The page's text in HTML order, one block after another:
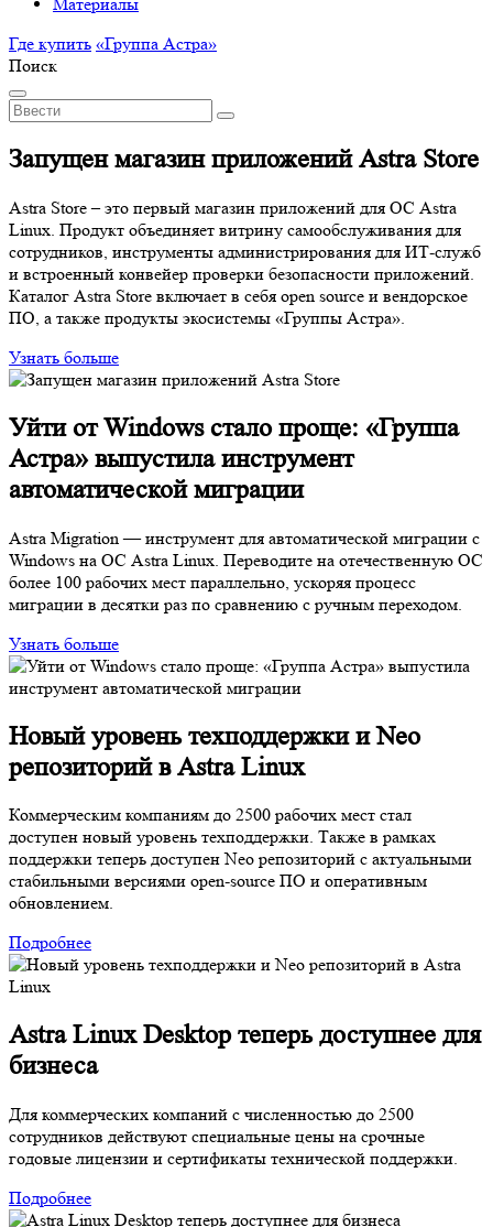
Где купить «Группa Астра»
Поиск
Запущен магазин приложений Astra Store
Astra Store – это первый магазин приложений для ОС Astra
Linux. Продукт объединяет витрину самообслуживания для
сотрудников, инструменты администрирования для ИТ-служб
и встроенный конвейер проверки безопасности приложений.
Каталог Astra Store включает в себя open source и вендорское
ПО, а также продукты экосистемы «Группы Астра».
Узнать больше
Уйти от Windows стало проще: «Группа
Астра» выпустила инструмент
автоматической миграции
Astra Migration — инструмент для автоматической миграции с
Windows на ОС Astra Linux. Переводите на отечественную ОС
более 100 рабочих мест параллельно, ускоряя процесс
миграции в десятки раз по сравнению с ручным переходом.
Узнать больше
Новый уровень техподдержки и Neo
репозиторий в Astra Linux
Коммерческим компаниям до 2500 рабочих мест стал
доступен новый уровень техподдержки. Также в рамках
поддержки теперь доступен Neo репозиторий с актуальными
стабильными версиями open-source ПО и оперативным
обновлением.
Подробнее
Astra Linux Desktop теперь доступнее для
бизнеса
Для коммерческих компаний с численностью до 2500
сотрудников действуют специальные цены на срочные
годовые лицензии и сертификаты технической поддержки.
Подробнее